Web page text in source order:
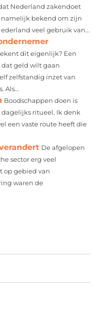
Nederland zakendoet
namelijk bekend om zijn
veel gebruik van...
dit eigenlijk? Een
dat geld wilt gaan
zelfstandig inzet van
Als...
Boodschappen doen is
ritueel. Ik denk
een vaste route heeft die
De afgelopen
sector erg veel
op gebied van
waren de